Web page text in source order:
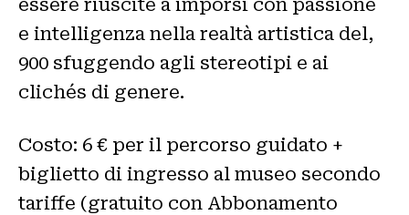
e intelligenza nella realtà artistica del,
900 sfuggendo agli stereotipi e ai
clichés di genere.
Costo: 6 € per il percorso guidato +
biglietto di ingresso al museo secondo
tariffe (gratuito con Abbonamento